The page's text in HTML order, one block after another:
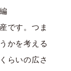
です。つま
かを考える
らいの広さ